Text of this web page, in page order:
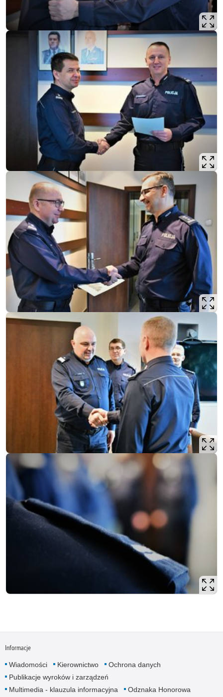
Informacje
Wiadomości Kierownictwo
Ochrona danych
Publikacje wyroków i zarządzeń
Multimedia - klauzula informacyjna
Odznaka Honorowa